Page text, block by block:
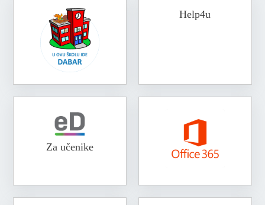
Help4u
Za učenike